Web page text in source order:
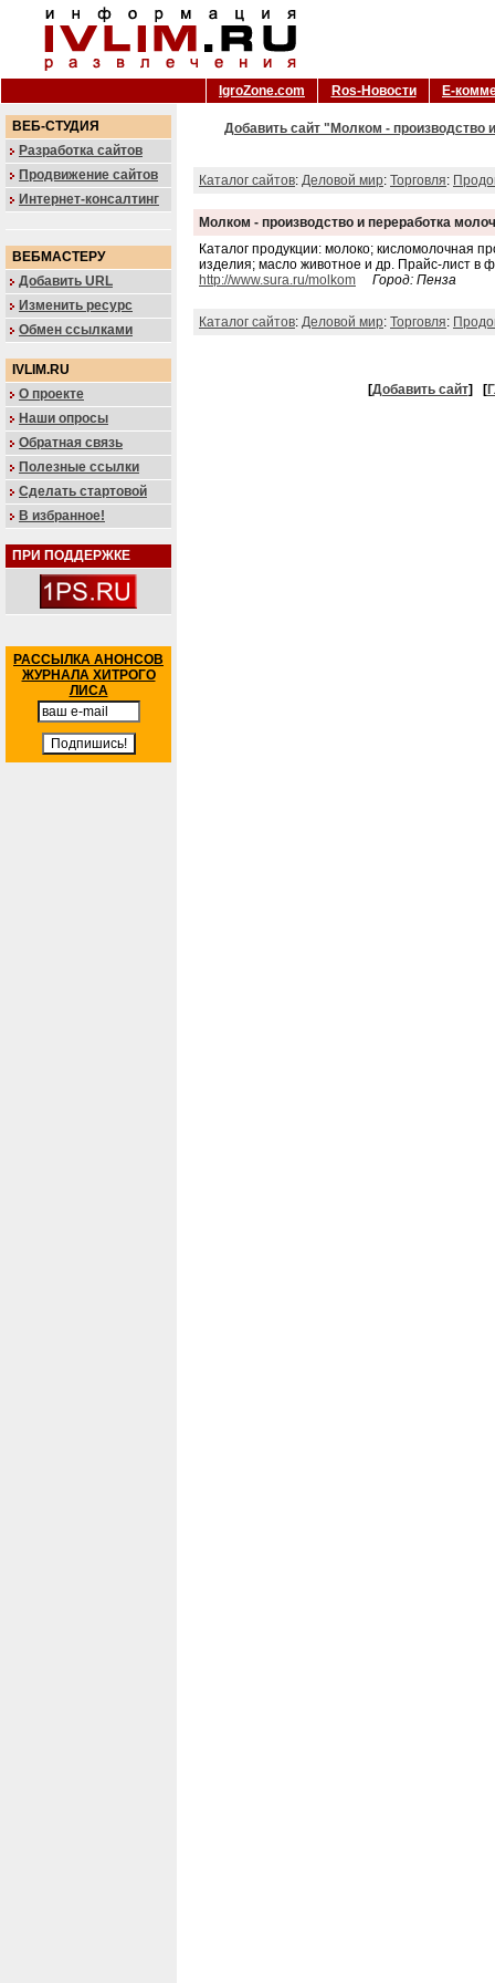
IgroZone.com Ros-Новости Е-
ВЕБ-СТУДИЯ
Разработка сайтов
Продвижение сайтов
Интернет-консалтинг
ВЕБМАСТЕРУ
Добавить URL
Изменить ресурс
Обмен ссылками
IVLIM.RU
О проекте
Наши опросы
Обратная связь
Полезные ссылки
Сделать стартовой
В избранное!
ПРИ ПОДДЕРЖКЕ
РАССЫЛКА АНОНСОВ
ЖУРНАЛА ХИТРОГО
ЛИСА
Добавить сайт "Молком - производство
Каталог сайтов: Деловой мир: Торговля:
Молком - производство и переработка
Каталог продукции: молоко; кисломолочная
изделия; масло животное и др. Прайс-лист в
http://www.sura.ru/molkom
Город: Пенза
Каталог сайтов: Деловой мир: Торговля:
[Добавить сайт] [